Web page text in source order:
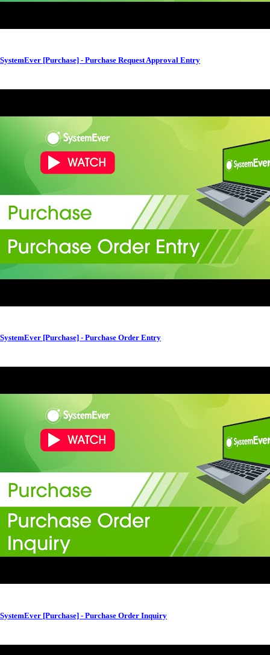
SystemEver [Purchase] - Purchase Request Approval Entry
SystemEver [Purchase] - Purchase Order Entry
SystemEver [Purchase] - Purchase Order Inquiry